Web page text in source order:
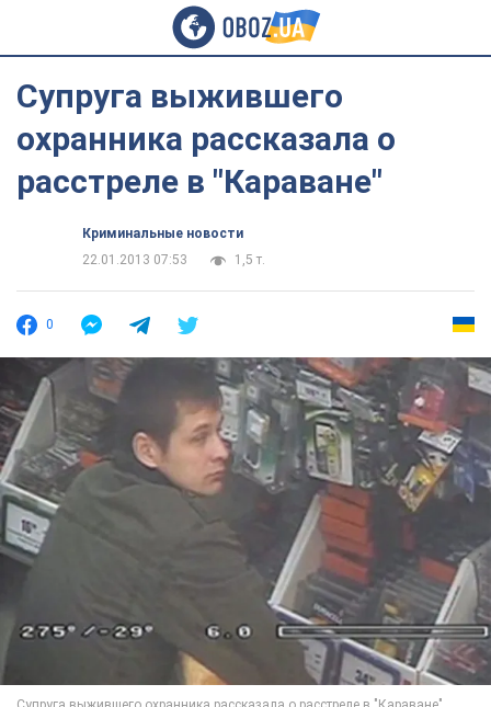
Супруга выжившего
охранника рассказала о
расстреле в "Караване"
Криминальные новости
22.01.2013 07:53
1,5 т.
0